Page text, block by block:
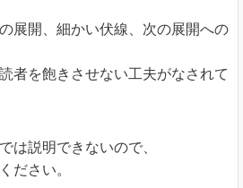
展開、細かい伏線、次の展開への
者を飽きさせない工夫がなされて
は説明できないので、
ださい。